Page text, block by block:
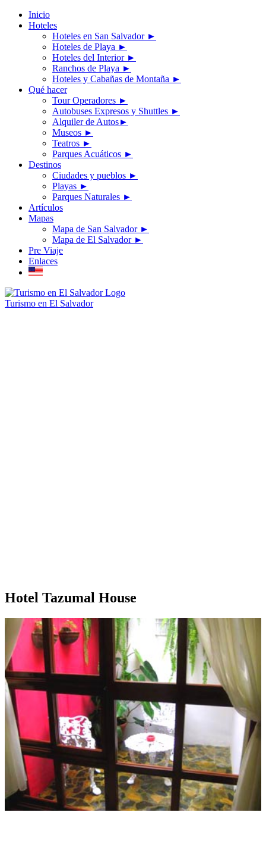
Inicio
Hoteles
Hoteles en San Salvador ►
Hoteles de Playa ►
Hoteles del Interior ►
Ranchos de Playa ►
Hoteles y Cabañas de Montaña ►
Qué hacer
Tour Operadores ►
Autobuses Expresos y Shuttles ►
Alquiler de Autos►
Museos ►
Teatros ►
Parques Acuáticos ►
Destinos
Ciudades y pueblos ►
Playas ►
Parques Naturales ►
Artículos
Mapas
Mapa de San Salvador ►
Mapa de El Salvador ►
Pre Viaje
Enlaces
Turismo en El Salvador
Hotel Tazumal House